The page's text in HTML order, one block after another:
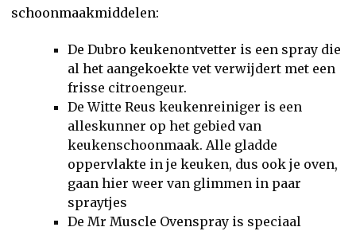
schoonmaakmiddelen:
De Dubro keukenontvetter is een spray die
al het aangekoekte vet verwijdert met een
frisse citroengeur.
De Witte Reus keukenreiniger is een
alleskunner op het gebied van
keukenschoonmaak. Alle gladde
oppervlakte in je keuken, dus ook je oven,
gaan hier weer van glimmen in paar
spraytjes
De Mr Muscle Ovenspray is speciaal